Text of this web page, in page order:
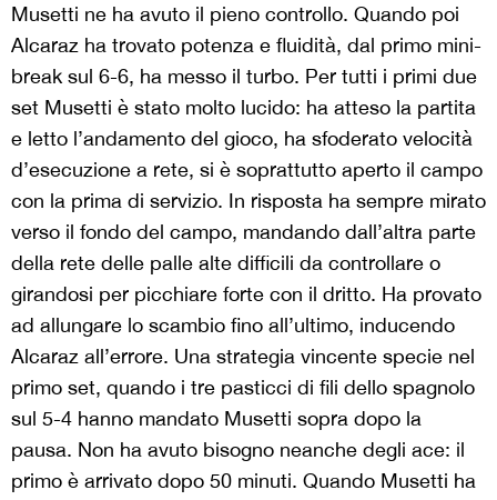
Musetti ne ha avuto il pieno controllo. Quando poi
Alcaraz ha trovato potenza e fluidità, dal primo mini-
break sul 6-6, ha messo il turbo. Per tutti i primi due
set Musetti è stato molto lucido: ha atteso la partita
e letto l’andamento del gioco, ha sfoderato velocità
d’esecuzione a rete, si è soprattutto aperto il campo
con la prima di servizio. In risposta ha sempre mirato
verso il fondo del campo, mandando dall’altra parte
della rete delle palle alte difficili da controllare o
girandosi per picchiare forte con il dritto. Ha provato
ad allungare lo scambio fino all’ultimo, inducendo
Alcaraz all’errore. Una strategia vincente specie nel
primo set, quando i tre pasticci di fili dello spagnolo
sul 5-4 hanno mandato Musetti sopra dopo la
pausa. Non ha avuto bisogno neanche degli ace: il
primo è arrivato dopo 50 minuti. Quando Musetti ha